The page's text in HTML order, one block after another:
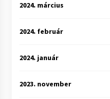
2024. március
2024. február
2024. január
2023. november